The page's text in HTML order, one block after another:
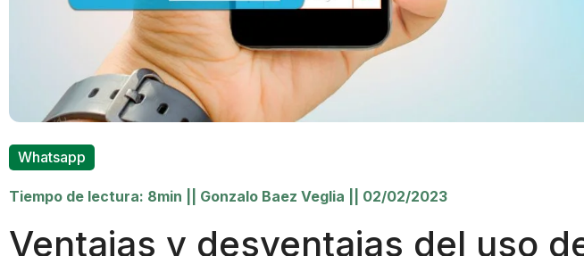
Whatsapp
Tiempo de lectura: 8min Gonzalo Baez Veglia 02/02/2023
Ventajas y desventajas del uso